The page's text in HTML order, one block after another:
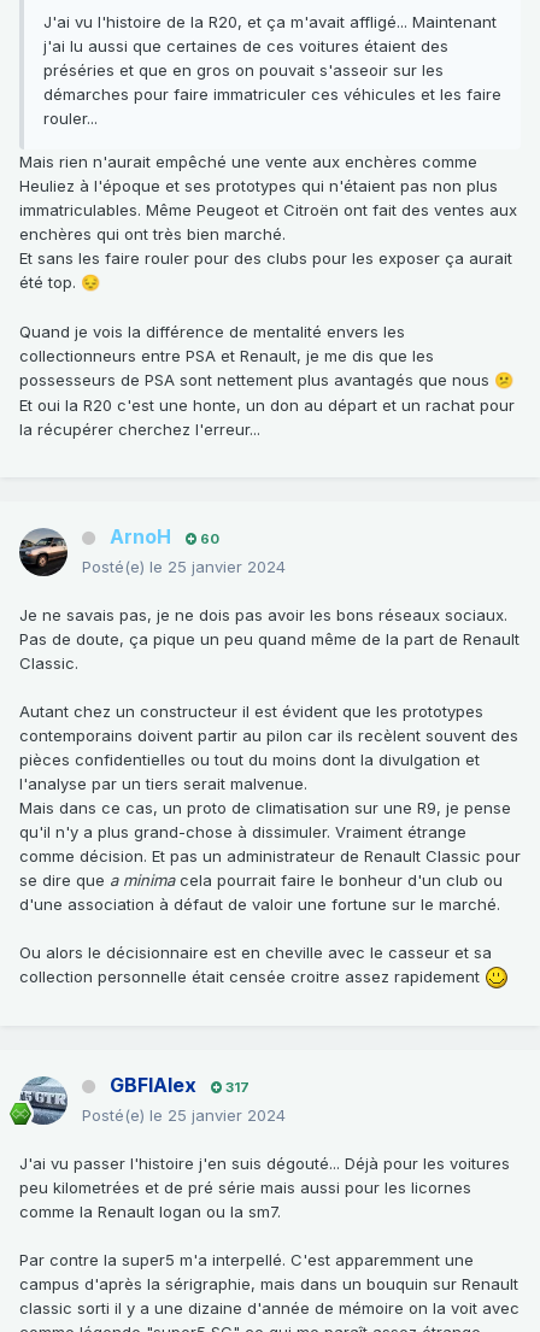
J'ai vu l'histoire de la R20, et ça m'avait affligé... Maintenant
j'ai lu aussi que certaines de ces voitures étaient des
préséries et que en gros on pouvait s'asseoir sur les
démarches pour faire immatriculer ces véhicules et les faire
rouler...
Mais rien n'aurait empêché une vente aux enchères comme
Heuliez à l'époque et ses prototypes qui n'étaient pas non plus
immatriculables. Même Peugeot et Citroën ont fait des ventes aux
enchères qui ont très bien marché.
Et sans les faire rouler pour des clubs pour les exposer ça aurait
été top. 😔
Quand je vois la différence de mentalité envers les
collectionneurs entre PSA et Renault, je me dis que les
possesseurs de PSA sont nettement plus avantagés que nous 😕
Et oui la R20 c'est une honte, un don au départ et un rachat pour
la récupérer cherchez l'erreur...
ArnoH 60
Posté(e) le 25 janvier 2024
Je ne savais pas, je ne dois pas avoir les bons réseaux sociaux.
Pas de doute, ça pique un peu quand même de la part de Renault
Classic.
Autant chez un constructeur il est évident que les prototypes
contemporains doivent partir au pilon car ils recèlent souvent des
pièces confidentielles ou tout du moins dont la divulgation et
l'analyse par un tiers serait malvenue.
Mais dans ce cas, un proto de climatisation sur une R9, je pense
qu'il n'y a plus grand-chose à dissimuler. Vraiment étrange
comme décision. Et pas un administrateur de Renault Classic pour
se dire que a minimacela pourrait faire le bonheur d'un club ou
d'une association à défaut de valoir une fortune sur le marché.
Ou alors le décisionnaire est en cheville avec le casseur et sa
collection personnelle était censée croitre assez rapidement
GBFIAlex 317
Posté(e) le 25 janvier 2024
J'ai vu passer l'histoire j'en suis dégouté... Déjà pour les voitures
peu kilometrées et de pré série mais aussi pour les licornes
comme la Renault logan ou la sm7.
Par contre la super5 m'a interpellé. C'est apparemment une
campus d'après la sérigraphie, mais dans un bouquin sur Renault
classic sorti il y a une dizaine d'année de mémoire on la voit avec